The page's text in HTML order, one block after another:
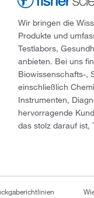
Wir bringen die
Produkte und
Testlabors,
anbieten. Bei uns
Biowissenschafts-,
einschließlich
Instrumenten,
hervorragende
das stolz darauf ist,